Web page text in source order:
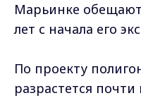
Марьинке
лет с начала его
По проекту
разрастется